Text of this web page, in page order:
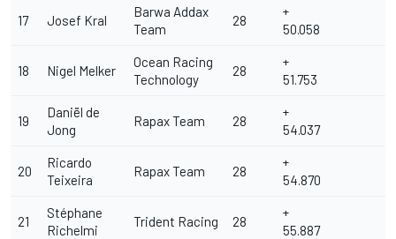
17 Josef Kral
Barwa Addax
Team
28
+
50.058
18 Nigel Melker
Ocean Racing
Technology
28
+
51.753
19
Daniël de
Jong
Rapax Team 28
+
54.037
20
Ricardo
Teixeira
Rapax Team 28
+
54.870
21
Stéphane
Richelmi
Trident Racing 28
+
55.887